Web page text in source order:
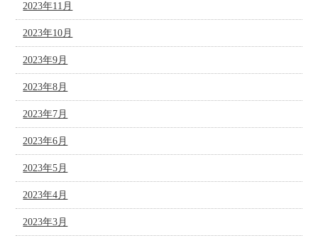
2023年11月
2023年10月
2023年9月
2023年8月
2023年7月
2023年6月
2023年5月
2023年4月
2023年3月